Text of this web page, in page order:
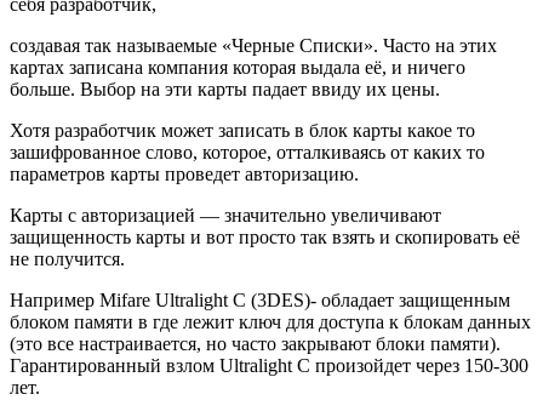
себя разработчик,
создавая так называемые «Черные Списки». Часто на этих
картах записана компания которая выдала её, и ничего
больше. Выбор на эти карты падает ввиду их цены.
Хотя разработчик может записать в блок карты какое то
зашифрованное слово, которое, отталкиваясь от каких то
параметров карты проведет авторизацию.
Карты с авторизацией — значительно увеличивают
защищенность карты и вот просто так взять и скопировать её
не получится.
Например Mifare Ultralight C (3DES)- обладает защищенным
блоком памяти в где лежит ключ для доступа к блокам данных
(это все настраивается, но часто закрывают блоки памяти).
Гарантированный взлом Ultralight C произойдет через 150-300
лет.